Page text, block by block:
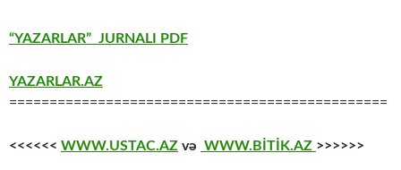
“YAZARLAR” JURNALI PDF
YAZARLAR.AZ
===============================================
<<<<<< WWW.USTAC.AZ və WWW.BİTİK.AZ >>>>>>